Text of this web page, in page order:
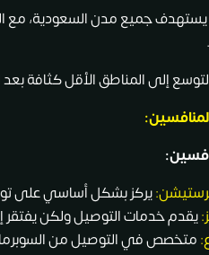
يستهدف جميع مدن السعودية، مع
إلى المناطق الأقل كثافة بعد
يركز بشكل أساسي على
يقدم خدمات التوصيل ولكن
متخصص في التوصيل من